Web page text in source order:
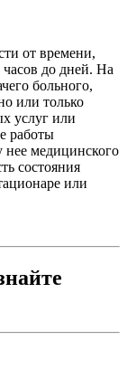
от времени,
до дней. На
больного,
или только
услуг или
работы
нее медицинского
состояния
или